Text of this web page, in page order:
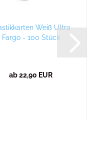
Weiß Ultra
Fargo - 100 Stück
ab 22,90 EUR